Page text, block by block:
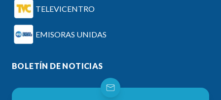
TELEVICENTRO
EMISORAS UNIDAS
BOLETÍN DE NOTICIAS